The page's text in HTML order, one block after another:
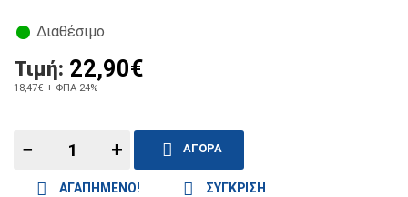
Διαθέσιμο
Τιμή: 22,90€
18,47€ + ΦΠΑ 24%
− + ΑΓΟΡΑ
ΑΓΑΠΗΜΕΝΟ! ΣΥΓΚΡΙΣΗ